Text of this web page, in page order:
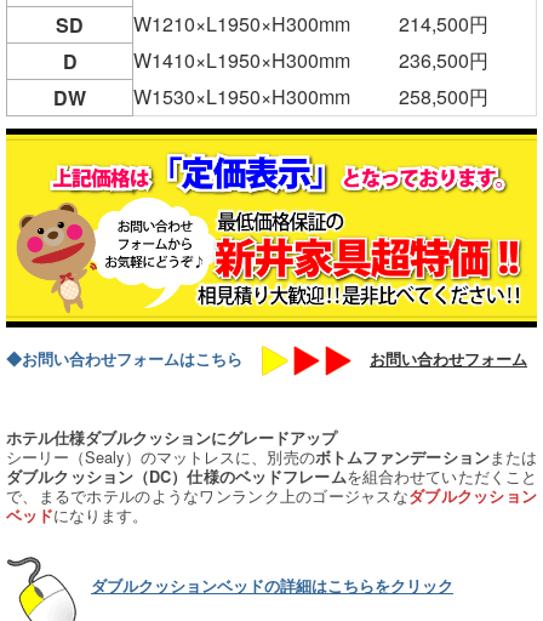
SD
W1210×L1950×H300mm
214,500円
D
W1410×L1950×H300mm
236,500円
DW
W1530×L1950×H300mm 258,500円
◆お問い合わせフォームはこちら お問い合わせフォーム
ホテル仕様ダブルクッションにグレードアップ
シーリー（Sealy）のマットレスに、別売のボトムファンデーションまたは
ダブルクッション（DC）仕様のベッドフレームを組合わせていただくこと
で、まるでホテルのようなワンランク上のゴージャスなダブルクッション
ベッドになります。
ダブルクッションベッドの詳細はこちらをクリック